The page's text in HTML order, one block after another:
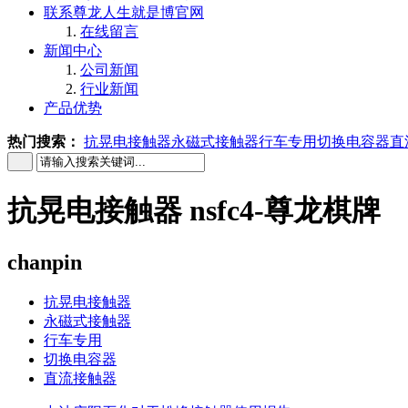
联系尊龙人生就是博官网
在线留言
新闻中心
公司新闻
行业新闻
产品优势
热门搜索： 抗晃电接触器永磁式接触器行车专用切换电容器直
抗晃电接触器 nsfc4-尊龙棋牌
chanpin
抗晃电接触器
永磁式接触器
行车专用
切换电容器
直流接触器